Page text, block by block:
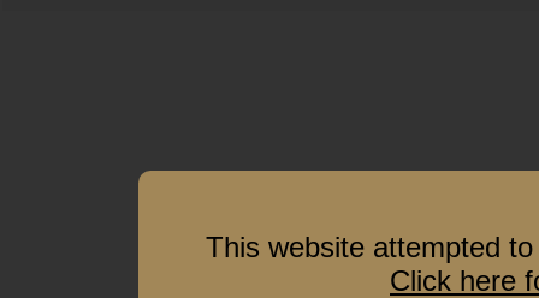
This website attempted
Click here